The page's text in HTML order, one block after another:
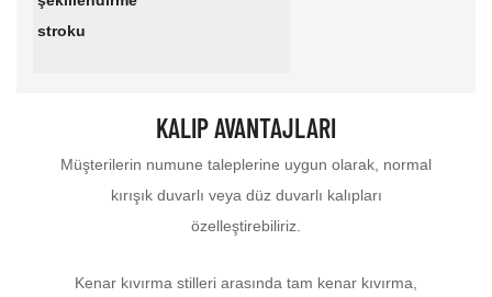
stroku
KALIP AVANTAJLARI
Müşterilerin numune taleplerine uygun olarak, normal
kırışık duvarlı veya düz duvarlı kalıpları
özelleştirebiliriz.
Kenar kıvırma stilleri arasında tam kenar kıvırma,